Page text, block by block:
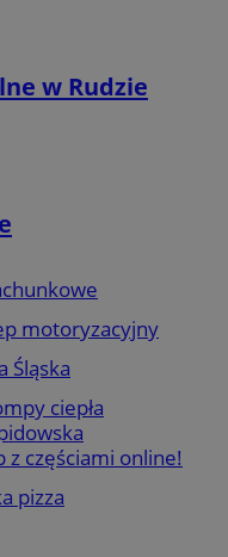
w Rudzie
motoryzacyjny
Śląska
ciepła
z częściami online!
pizza